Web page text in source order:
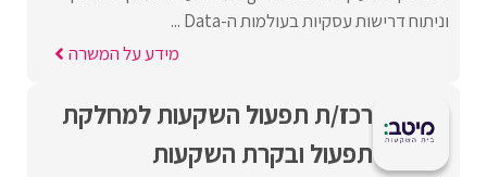
וניתוח דרישות עסקיות בעולמות ה-Data ...
מידע על המשרה
רכז/ת תפעול השקעות למחלקת
תפעול ובקרת השקעות